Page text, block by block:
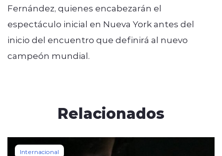
Fernández, quienes encabezarán el
espectáculo inicial en Nueva York antes del
inicio del encuentro que definirá al nuevo
campeón mundial.
Relacionados
Internacional